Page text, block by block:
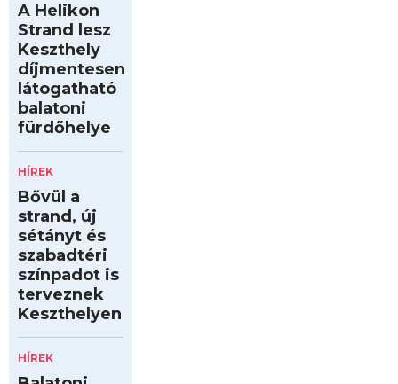
A Helikon
Strand lesz
Keszthely
díjmentesen
látogatható
balatoni
fürdőhelye
HÍREK
Bővül a
strand, új
sétányt és
szabadtéri
színpadot is
terveznek
Keszthelyen
HÍREK